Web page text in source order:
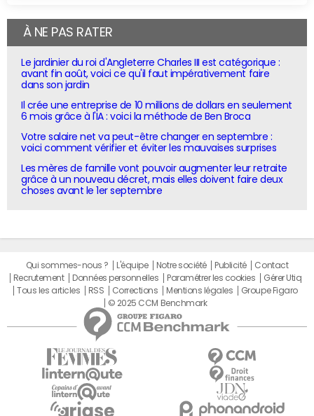
À NE PAS RATER
Le jardinier du roi d'Angleterre Charles III est catégorique :
avant fin août, voici ce qu'il faut impérativement faire
dans son jardin
Il crée une entreprise de 10 millions de dollars en seulement
6 mois grâce à l'IA : voici la méthode de Ben Broca
Votre salaire net va peut-être changer en septembre :
voici comment vérifier et éviter les mauvaises surprises
Les mères de famille vont pouvoir augmenter leur retraite
grâce à un nouveau décret, mais elles doivent faire deux
choses avant le 1er septembre
Qui sommes-nous ? L'équipe Notre société Publicité
Contact
Recrutement
Données personnelles Paramétrer les cookies
Gérer Utiq
Tous les articles
RSS Corrections Mentions légales
Groupe Figaro
© 2025 CCM Benchmark